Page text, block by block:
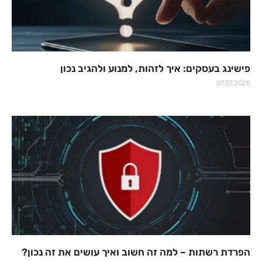
פישינג בעסקים: איך לזהות, למנוע ולהגיב נכון
07.07.2025
הפרדת רשתות – למה זה חשוב ואיך עושים את זה נכון?